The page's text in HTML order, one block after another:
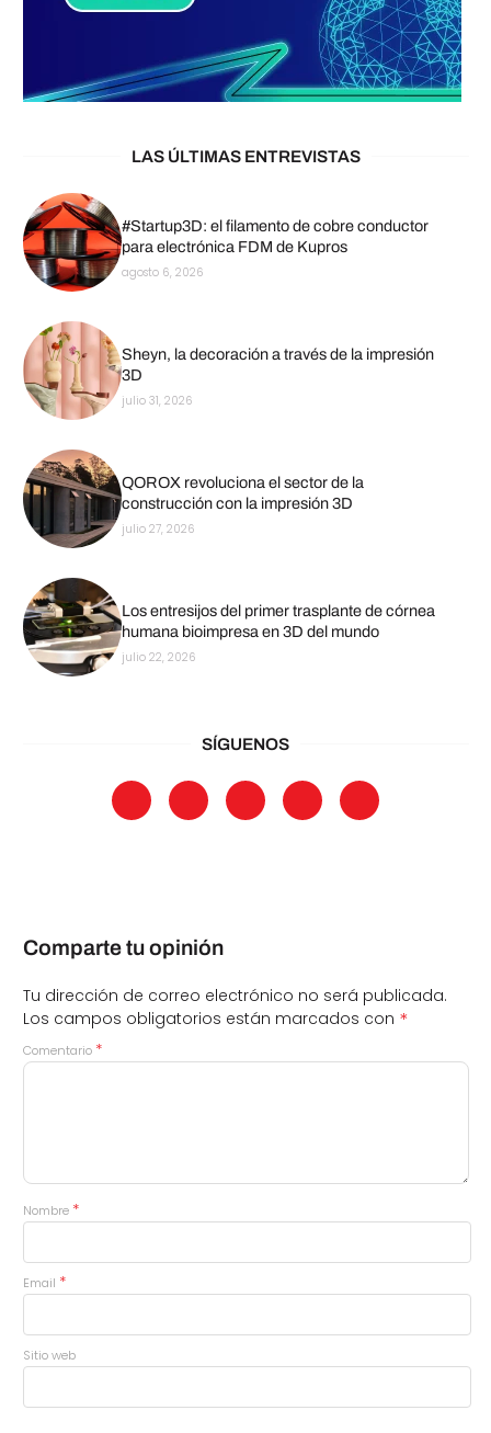
LAS ÚLTIMAS ENTREVISTAS
#Startup3D: el filamento de cobre conductor
para electrónica FDM de Kupros
agosto 6, 2026
Sheyn, la decoración a través de la impresión
3D
julio 31, 2026
QOROX revoluciona el sector de la
construcción con la impresión 3D
julio 27, 2026
Los entresijos del primer trasplante de córnea
humana bioimpresa en 3D del mundo
julio 22, 2026
SÍGUENOS
Comparte tu opinión
Tu dirección de correo electrónico no será publicada.
Los campos obligatorios están marcados con *
Comentario *
Nombre *
Email *
Sitio web